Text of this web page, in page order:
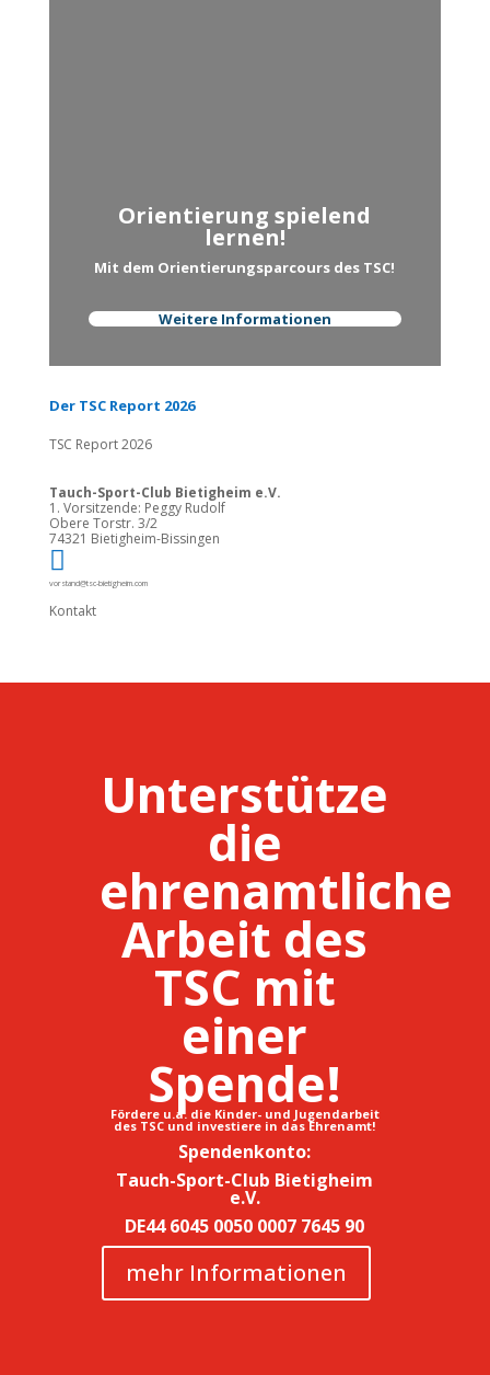
Orientierung spielend
lernen!
Mit dem Orientierungsparcours des TSC!
Weitere Informationen
Der TSC Report 2026
TSC Report 2026
Tauch-Sport-Club Bietigheim e.V.
1. Vorsitzende: Peggy Rudolf
Obere Torstr. 3/2
74321 Bietigheim-Bissingen

vorstand@tsc-bietigheim.com
Kontakt
Unterstütze
die
ehrenamtliche
Arbeit des
TSC mit
einer
Spende!
Fördere u.a. die Kinder- und Jugendarbeit
des TSC und investiere in das Ehrenamt!
Spendenkonto:
Tauch-Sport-Club Bietigheim
e.V.
DE44 6045 0050 0007 7645 90
mehr Informationen